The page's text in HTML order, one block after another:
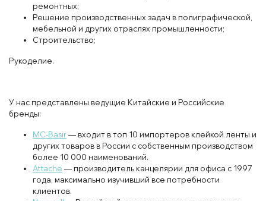
ремонтных;
Решение производственных задач в полиграфической,
мебельной и других отраслях промышленности;
Строительство;
Рукоделие.
У нас представлены ведущие Китайские и Российские
бренды:
MC-Basir— входит в топ 10 импортеров клейкой ленты и
других товаров в России с собственным производством
более 10 000 наименований.
Attache — производитель канцелярии для офиса с 1997
года, максимально изучивший все потребности
клиентов.